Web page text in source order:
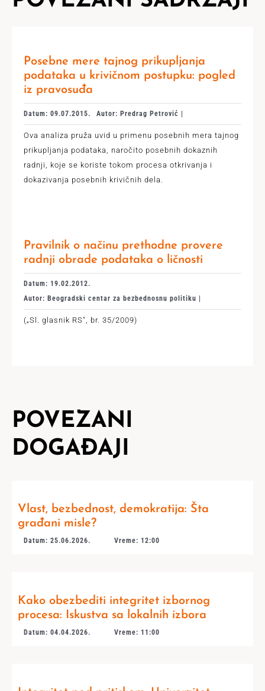
Posebne mere tajnog prikupljanja
podataka u krivičnom postupku: pogled
iz pravosuđa
Datum: 09.07.2015. Autor: Predrag Petrović |
Ova analiza pruža uvid u primenu posebnih mera tajnog
prikupljanja podataka, naročito posebnih dokaznih
radnji, koje se koriste tokom procesa otkrivanja i
dokazivanja posebnih krivičnih dela.
Pravilnik o načinu prethodne provere
radnji obrade podataka o ličnosti
Datum: 19.02.2012.
Autor: Beogradski centar za bezbednosnu politiku |
(„Sl. glasnik RS", br. 35/2009)
POVEZANI
DOGAĐAJI
Vlast, bezbednost, demokratija: Šta
građani misle?
Datum: 25.06.2026. Vreme: 12:00
Kako obezbediti integritet izbornog
procesa: Iskustva sa lokalnih izbora
Datum: 04.04.2026. Vreme: 11:00